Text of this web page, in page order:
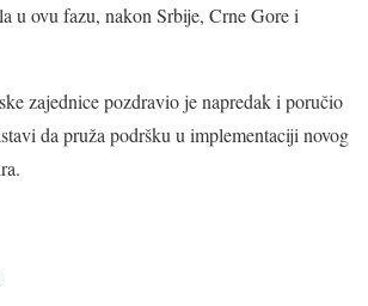
u ovu fazu, nakon Srbije, Crne Gore i
zajednice pozdravio je napredak i poručio
da pruža podršku u implementaciji novog